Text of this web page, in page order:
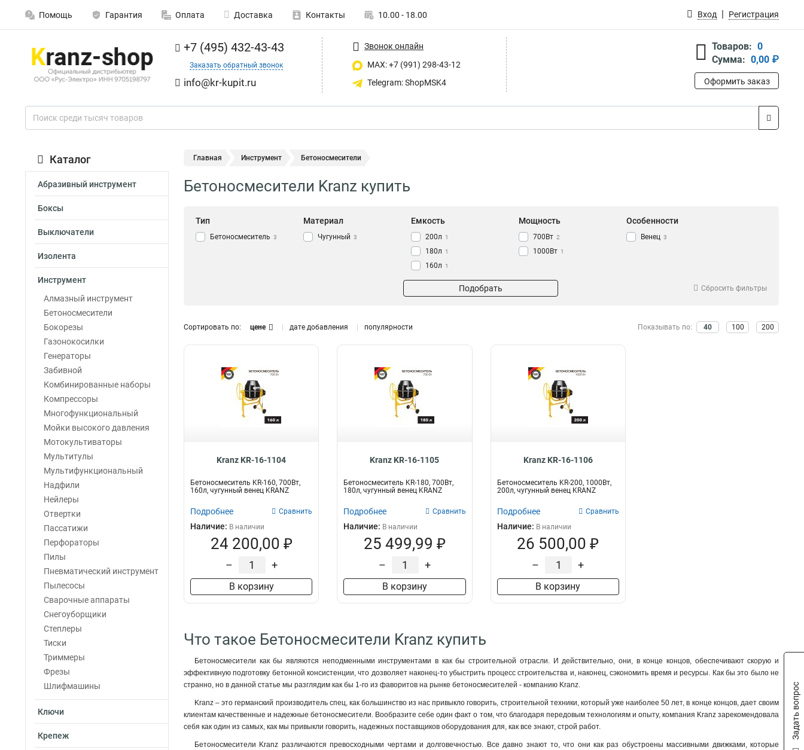
Помощь Гарантия Оплата Доставка Контакты 10.00 - 18.00 Вход Регистрация
+7 (495) 432-43-43
Заказать обратный звонок
info@kr-kupit.ru
Звонок онлайн
MAX: +7 (991) 298-43-12
Telegram: ShopMSK4
Товаров: 0
Сумма: 0,00 ₽
Оформить заказ
Каталог
Абразивный инструмент
Боксы
Выключатели
Изолента
Инструмент
Алмазный инструмент
Бетоносмесители
Бокорезы
Газонокосилки
Генераторы
Забивной
Комбинированные наборы
Компрессоры
Многофункциональный
Мойки высокого давления
Мотокультиваторы
Мультитулы
Мультифункциональный
Надфили
Нейлеры
Отвертки
Пассатижи
Перфораторы
Пилы
Пневматический инструмент
Пылесосы
Сварочные аппараты
Снегоуборщики
Степлеры
Тиски
Триммеры
Фрезы
Шлифмашины
Ключи
Крепеж
Главная Инструмент Бетоносмесители
Бетоносмесители Kranz купить
Тип
Бетоносмеситель 3
Материал
Чугунный 3
Емкость
200л 1
180л 1
160л 1
Мощность
700Вт 2
1000Вт 1
Особенности
Венец 3
Подобрать Сбросить фильтры
Сортировать по: цене дате добавления популярности Показывать по: 40 100 200
Kranz KR-16-1104
Бетоносмеситель KR-160, 700Вт,
160л, чугунный венец KRANZ
Подробнее Сравнить
Наличие: В наличии
24 200,00 ₽
– +
В корзину
Kranz KR-16-1105
Бетоносмеситель KR-180, 700Вт,
180л, чугунный венец KRANZ
Подробнее Сравнить
Наличие: В наличии
25 499,99 ₽
– +
В корзину
Kranz KR-16-1106
Бетоносмеситель KR-200, 1000Вт,
200л, чугунный венец KRANZ
Подробнее Сравнить
Наличие: В наличии
26 500,00 ₽
– +
В корзину
Что такое Бетоносмесители Kranz купить
Бетоносмесители как бы являются неподменными инструментами в как бы строительной отрасли. И действительно, они, в конце концов, обеспечивают скорую и
эффективную подготовку бетонной консистенции, что дозволяет наконец-то убыстрить процесс строительства и, наконец, сэкономить время и ресурсы. Как бы это было не
странно, но в данной статье мы разглядим как бы 1-го из фаворитов на рынке бетоносмесителей - компанию Kranz.
Kranz – это германский производитель спец, как большинство из нас привыкло говорить, строительной техники, который уже наиболее 50 лет, в конце концов, дает своим
клиентам качественные и надежные бетоносмесители. Вообразите себе один факт о том, что благодаря передовым технологиям и опыту, компания Kranz зарекомендовала
себя как один из самых, как мы привыкли говорить, надежных поставщиков оборудования для, как все знают, строй работ.
Бетоносмесители Kranz различаются превосходными чертами и долговечностью. Все давно знают то, что они как раз обустроены массивными движками, которые
Задать вопрос